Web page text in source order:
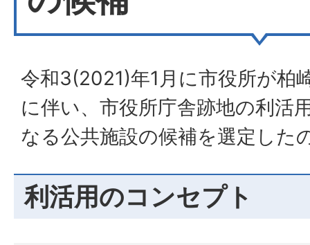
令和3(2021)年1月に市役所が柏
に伴い、市役所庁舎跡地の利活
なる公共施設の候補を選定した
利活用のコンセプト